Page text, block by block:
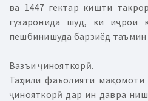
ва 1447 гектар кишти
гузаронида шуд, ки иҷрои
пешбинишуда барзиёд таъмин
Вазъи ҷинояткорӣ.
Таҳлили фаъолияти мақомоти
ҷинояткорӣ дар ин давра